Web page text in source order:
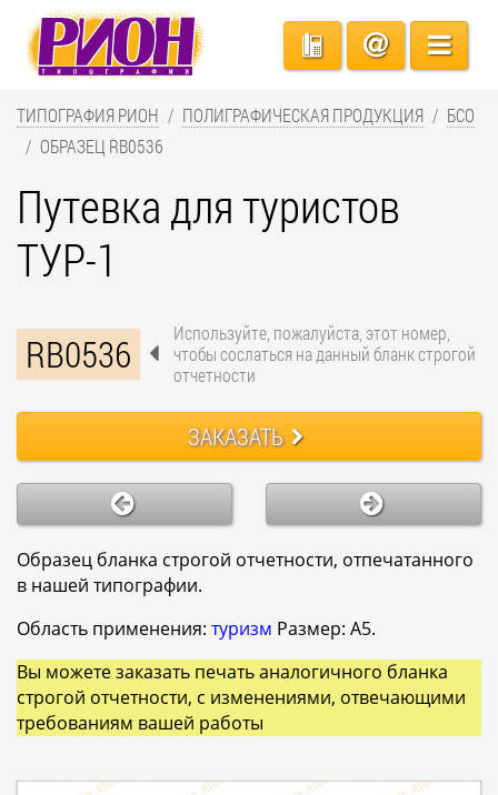
ТИПОГРАФИЯ РИОН ПОЛИГРАФИЧЕСКАЯ ПРОДУКЦИЯ
БСО
ОБРАЗЕЦ RB0536
Путевка для туристов
ТУР-1
RB0536
Используйте, пожалуйста, этот номер,
чтобы сослаться на данный бланк строгой
отчетности
ЗАКАЗАТЬ
Образец бланка строгой отчетности, отпечатанного
в нашей типографии.
Область применения: туризм Размер: А5.
Вы можете заказать печать аналогичного бланка
строгой отчетности, с изменениями, отвечающими
требованиям вашей работы